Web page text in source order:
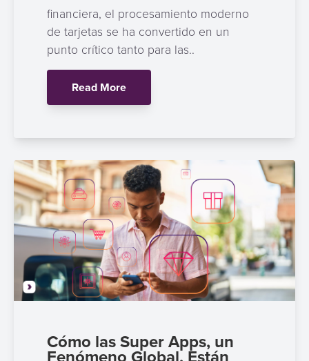
financiera, el procesamiento moderno
de tarjetas se ha convertido en un
punto crítico tanto para las..
Read More
Cómo las Super Apps, un